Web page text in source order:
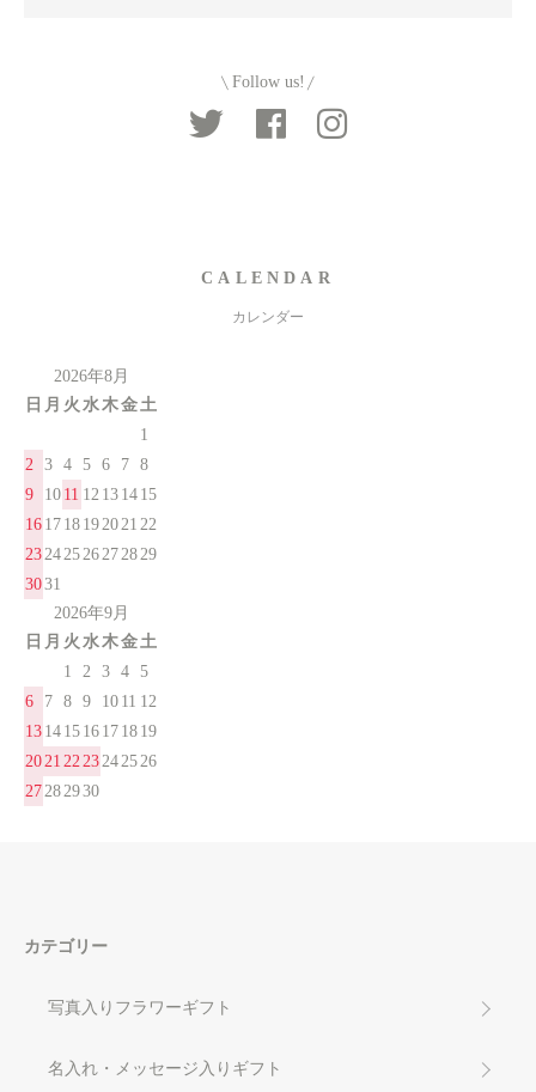
Follow us!
CALENDAR
カレンダー
2026年8月
日 月 火 水木金土
1
2 3 4 5 6 7 8
9
10 11 12 13 14 15
16 17 18 192021 22
23242526272829
3031
2026年9月
日 月 火 水木金土
1
2 3 4
5
6
7 8 9 10 11 12
13 14 15 16 17 18 19
2021 2223242526
27282930
カテゴリー
写真入りフラワーギフト
名入れ・メッセージ入りギフト